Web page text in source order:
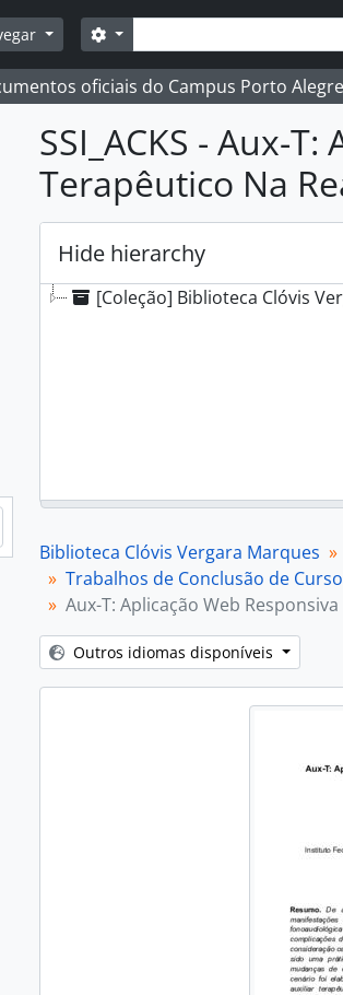
Buscar
Opções de busca
oficiais do Campus Porto
SSI_ACKS - Aux-
Terapêutico Na
Hide hierarchy
[Coleção] Biblioteca Clóvis
Biblioteca Clóvis Vergara Marques
Trabalhos de Conclusão de Curso
Aux-T: Aplicação Web
Outros idiomas disponíveis